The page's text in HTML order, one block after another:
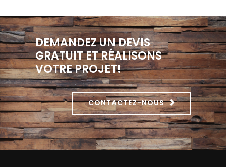
DEMANDEZ UN DEVIS
GRATUIT ET RÉALISONS
VOTRE PROJET!
CONTACTEZ-NOUS